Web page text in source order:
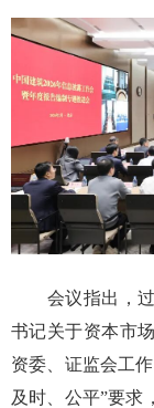
会议指出，过
书记关于资本市
资委、证监会工
及时、公平”要求